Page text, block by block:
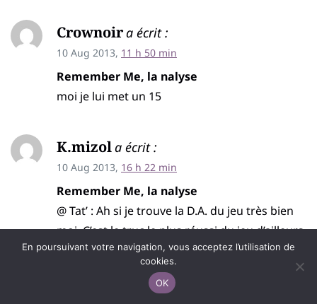
Crownoira écrit :
10 Aug 2013, 11 h 50 min
Remember Me, la nalyse
moi je lui met un 15
K.mizola écrit :
10 Aug 2013, 16 h 22 min
Remember Me, la nalyse
@ Tat’ : Ah si je trouve la D.A. du jeu très bien
moi. C’est le truc le plus réussi du jeu d’ailleurs.
En poursuivant votre navigation, vous acceptez l’utilisation de
cookies.
OK